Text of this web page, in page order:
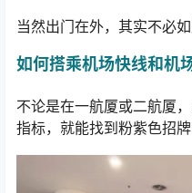
当然出门在外，其实不必
如何搭乘机场快线和机
不论是在一航厦或二航厦
指标，就能找到粉紫色招牌